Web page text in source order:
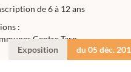
de 6 à 12 ans
:
Centre Tarn
Exposition
du 05 déc.